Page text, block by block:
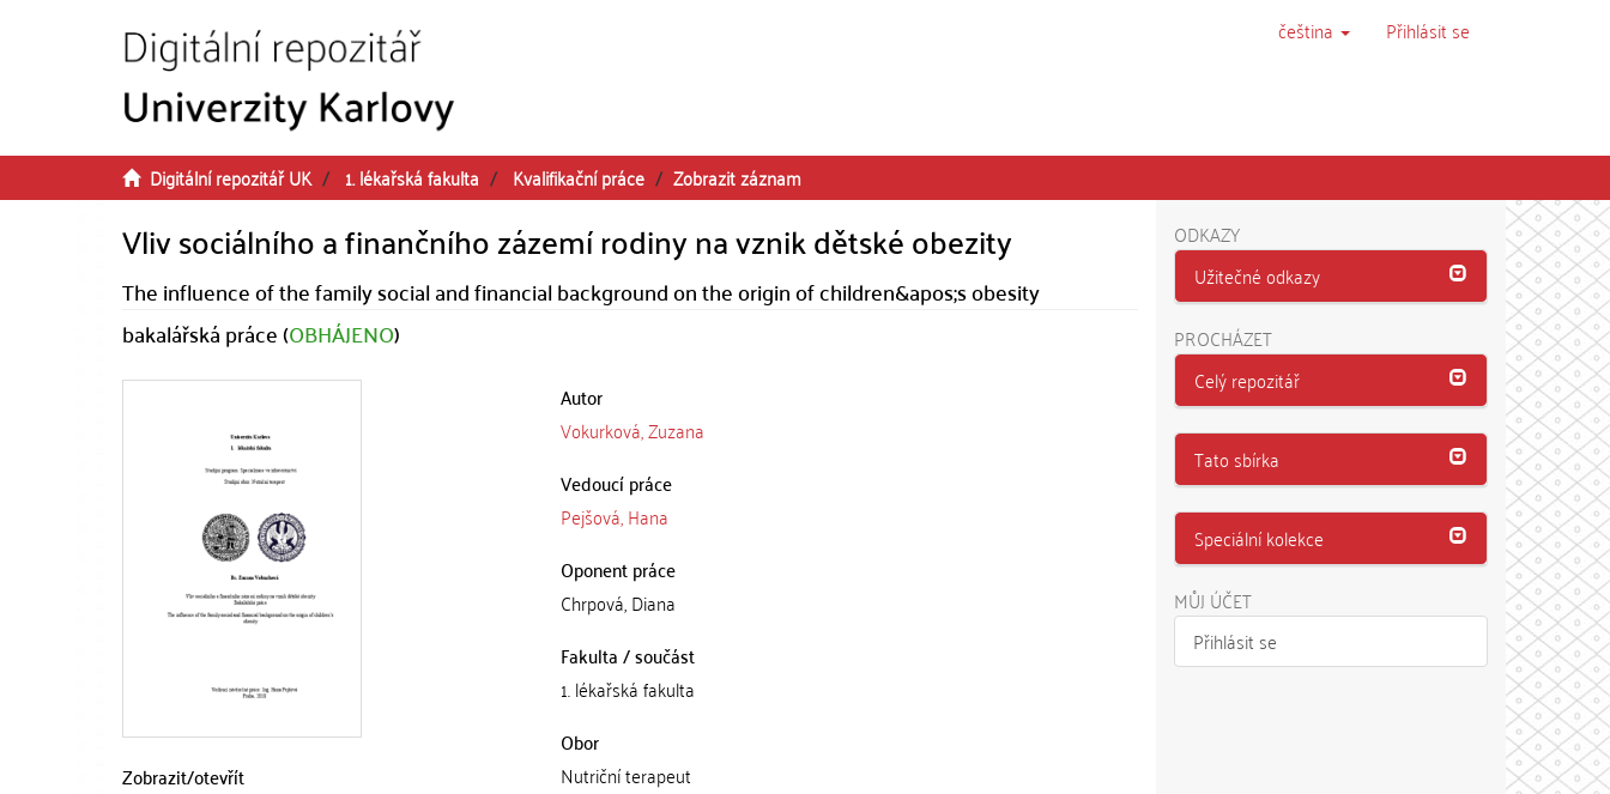
čeština Přihlásit se
Digitální repozitář UK 1. lékařská fakulta Kvalifikační práce Zobrazit záznam
Vliv sociálního a finančního zázemí rodiny na vznik dětské obezity
The influence of the family social and financial background on the origin of children&apos;s obesity
bakalářská práce (OBHÁJENO)
Zobrazit/otevřít
Autor
Vokurková, Zuzana
Vedoucí práce
Pejšová, Hana
Oponent práce
Chrpová, Diana
Fakulta / součást
1. lékařská fakulta
Obor
Nutriční terapeut
ODKAZY
Užitečné odkazy
PROCHÁZET
Celý repozitář
Tato sbírka
Speciální kolekce
MŮJ ÚČET
Přihlásit se